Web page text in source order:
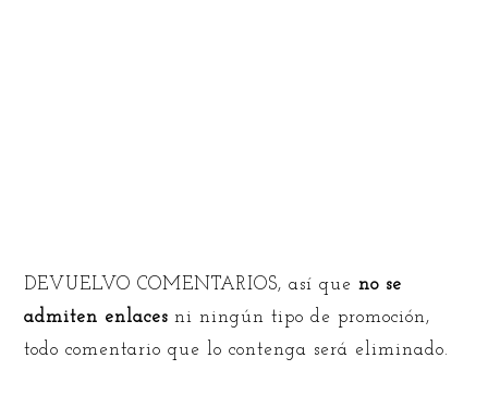
DEVUELVO COMENTARIOS, así queno se
admiten enlaces ni ningún tipo de promoción,
todo comentario que lo contenga será eliminado.